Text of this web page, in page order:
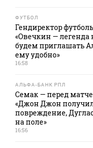
ФУТБОЛ
Гендиректор
«Овечкин — легенда
будем приглашать
ему удобно»
16:58
АЛЬФА-БАНК РПЛ
Семак — перед
«Джон Джон
повреждение,
на поле»
16:56